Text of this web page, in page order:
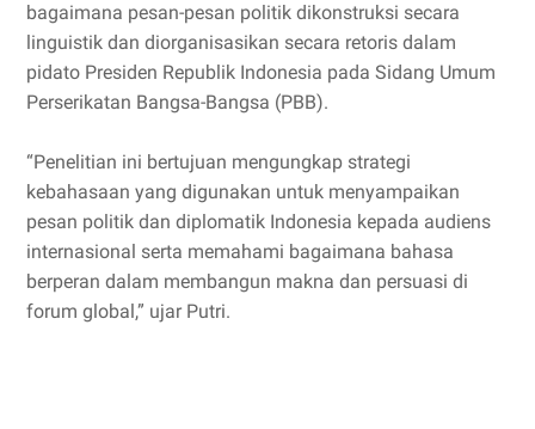
bagaimana pesan-pesan politik dikonstruksi secara
linguistik dan diorganisasikan secara retoris dalam
pidato Presiden Republik Indonesia pada Sidang Umum
Perserikatan Bangsa-Bangsa (PBB).
“Penelitian ini bertujuan mengungkap strategi
kebahasaan yang digunakan untuk menyampaikan
pesan politik dan diplomatik Indonesia kepada audiens
internasional serta memahami bagaimana bahasa
berperan dalam membangun makna dan persuasi di
forum global,” ujar Putri.